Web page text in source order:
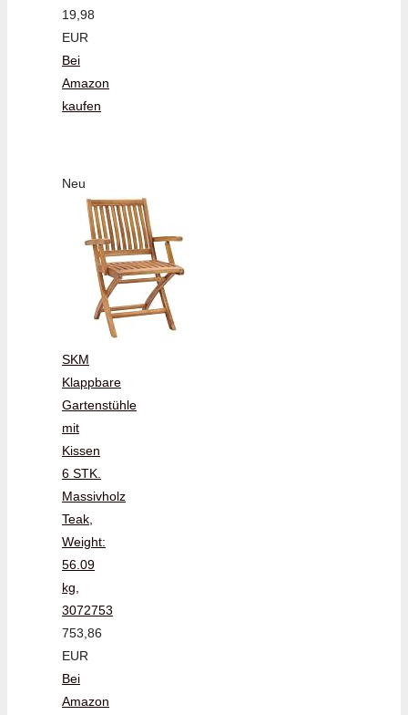
19,98
EUR
Bei
Amazon
kaufen
Neu
SKM
Klappbare
Gartenstühle
mit
Kissen
6 STK.
Massivholz
Teak,
Weight:
56.09
kg,
3072753
753,86
EUR
Bei
Amazon